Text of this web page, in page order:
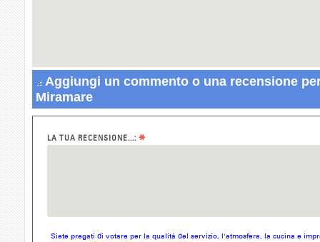
Aggiungi un commento o una recensione
Miramare
LA TUA RECENSIONE...: *
Siete pregati di votare per la qualità del servizio, l'atmosfera, la cucina e